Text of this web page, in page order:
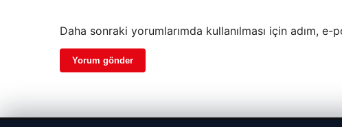
Daha sonraki yorumlarımda kullanılması için adım,